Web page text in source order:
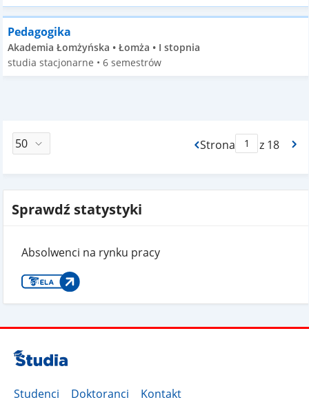
Pedagogika
Akademia Łomżyńska • Łomża • I stopnia
studia stacjonarne • 6 semestrów
Strona
Max Stronaz 18
Sprawdź statystyki
Absolwenci na rynku pracy
Studenci Doktoranci Kontakt